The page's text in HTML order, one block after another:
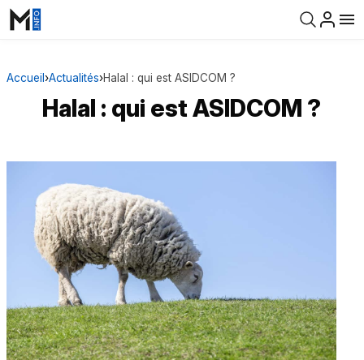
Accueil ›Actualités›Halal : qui est ASIDCOM ?
Halal : qui est ASIDCOM ?